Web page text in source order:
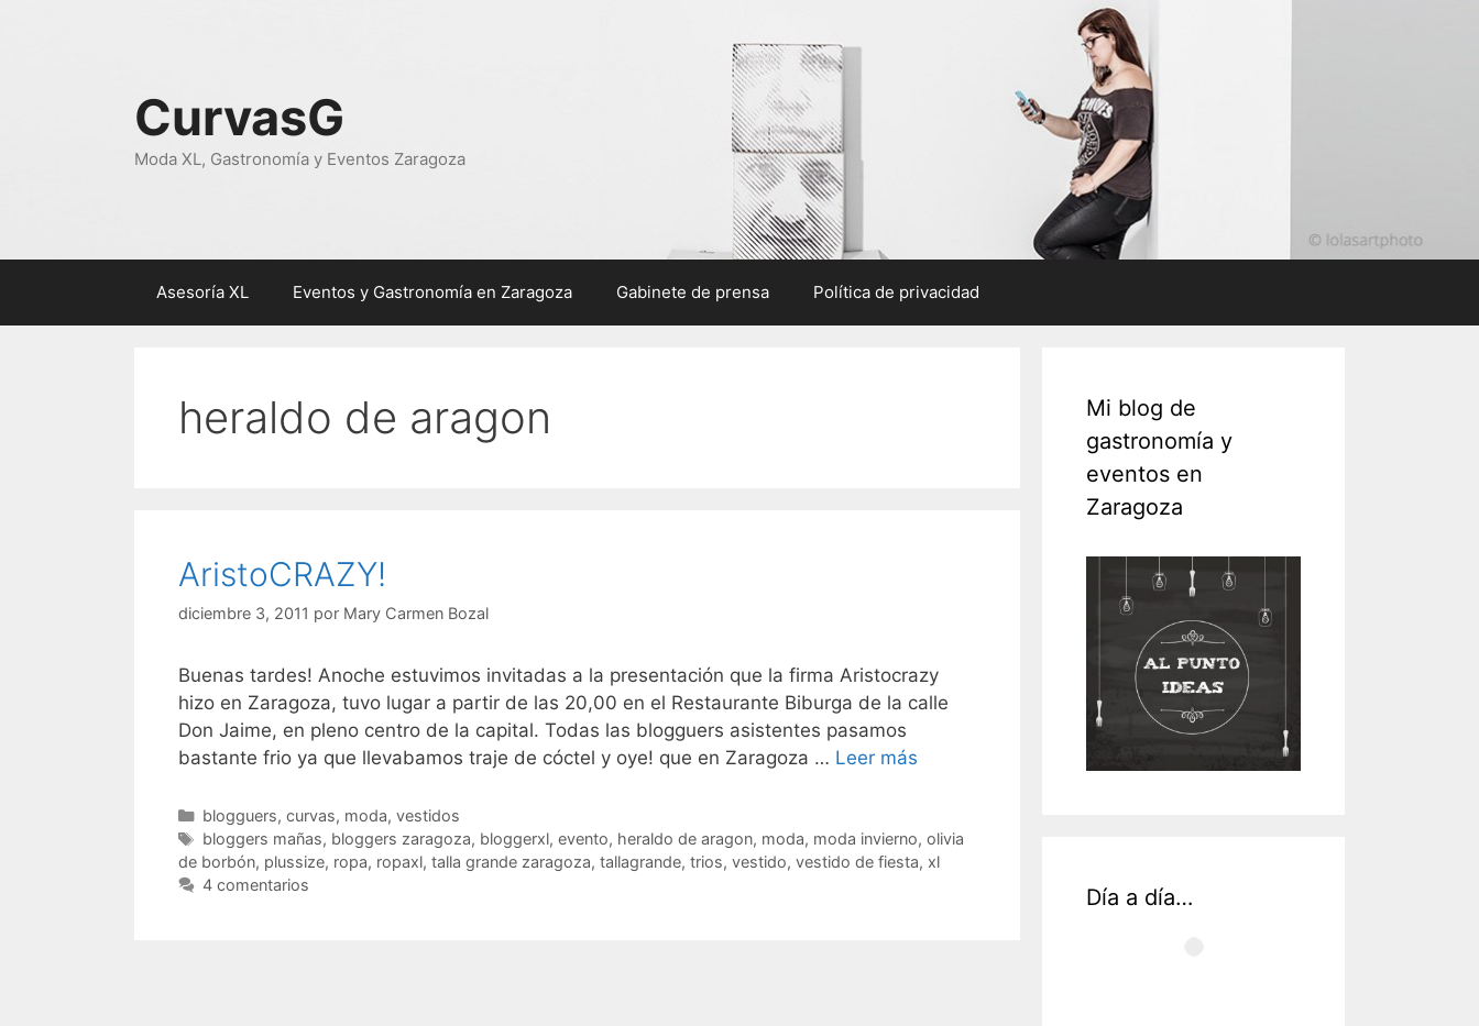
CurvasG
Moda XL, Gastronomía y Eventos Zaragoza
Asesoría XL Eventos y Gastronomía en Zaragoza Gabinete de prensa Política de privacidad
heraldo de aragon
AristoCRAZY!
diciembre 3, 2011 por Mary Carmen Bozal
Buenas tardes! Anoche estuvimos invitadas a la presentación que la firma Aristocrazy
hizo en Zaragoza, tuvo lugar a partir de las 20,00 en el Restaurante Biburga de la calle
Don Jaime, en pleno centro de la capital. Todas las blogguers asistentes pasamos
bastante frio ya que llevabamos traje de cóctel y oye! que en Zaragoza … Leer más
Categorías
blogguers, curvas, moda, vestidos
Etiquetas
bloggers mañas, bloggers zaragoza, bloggerxl, evento, heraldo de aragon, moda, moda invierno, olivia
de borbón, plussize, ropa, ropaxl, talla grande zaragoza, tallagrande, trios, vestido, vestido de fiesta, xl
4 comentarios
Mi blog de
gastronomía y
eventos en
Zaragoza
Día a día…